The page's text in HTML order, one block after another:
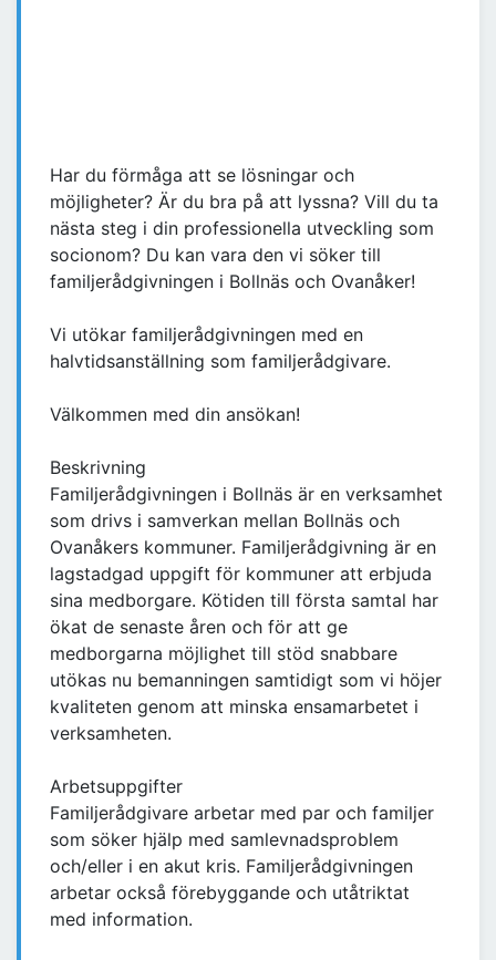
Har du förmåga att se lösningar och
möjligheter? Är du bra på att lyssna? Vill du ta
nästa steg i din professionella utveckling som
socionom? Du kan vara den vi söker till
familjerådgivningen i Bollnäs och Ovanåker!
Vi utökar familjerådgivningen med en
halvtidsanställning som familjerådgivare.
Välkommen med din ansökan!
Beskrivning
Familjerådgivningen i Bollnäs är en verksamhet
som drivs i samverkan mellan Bollnäs och
Ovanåkers kommuner. Familjerådgivning är en
lagstadgad uppgift för kommuner att erbjuda
sina medborgare. Kötiden till första samtal har
ökat de senaste åren och för att ge
medborgarna möjlighet till stöd snabbare
utökas nu bemanningen samtidigt som vi höjer
kvaliteten genom att minska ensamarbetet i
verksamheten.
Arbetsuppgifter
Familjerådgivare arbetar med par och familjer
som söker hjälp med samlevnadsproblem
och/eller i en akut kris. Familjerådgivningen
arbetar också förebyggande och utåtriktat
med information.